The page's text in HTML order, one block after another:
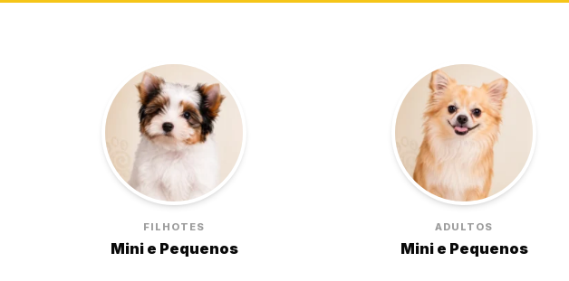
FILHOTES
Mini e Pequenos
ADULTOS
Mini e Pequenos